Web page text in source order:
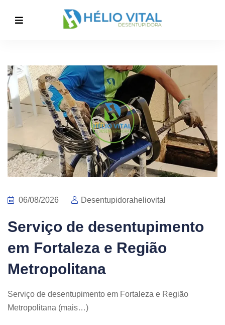
06/08/2026 Desentupidoraheliovital
Serviço de desentupimento
em Fortaleza e Região
Metropolitana
Serviço de desentupimento em Fortaleza e Região
Metropolitana (mais…)